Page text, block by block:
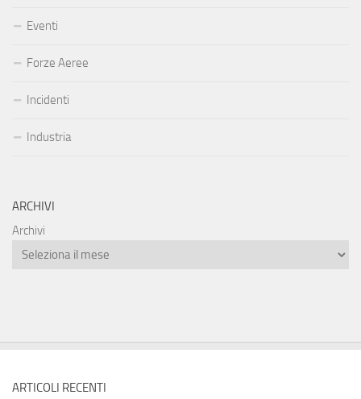
Eventi
Forze Aeree
Incidenti
Industria
ARCHIVI
Archivi
ARTICOLI RECENTI